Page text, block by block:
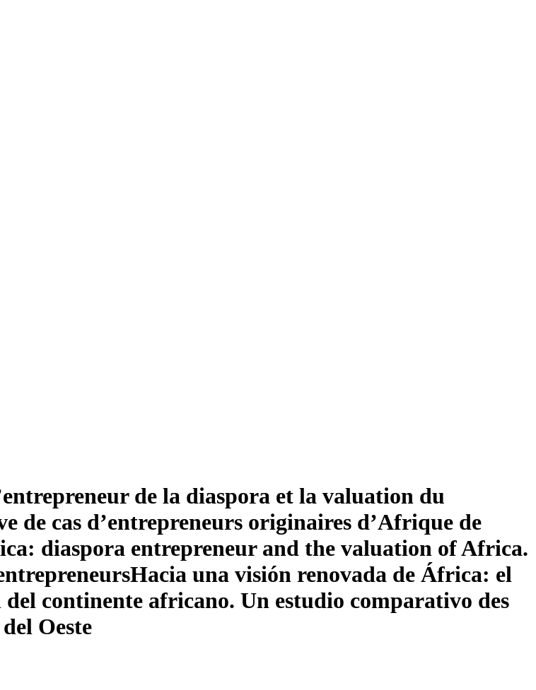
de la diaspora et la valuation du
de cas d’entrepreneurs originaires d’Afrique de
diaspora entrepreneur and the valuation of Africa.
Hacia una visión renovada de África: el
continente africano. Un estudio comparativo des
Oeste